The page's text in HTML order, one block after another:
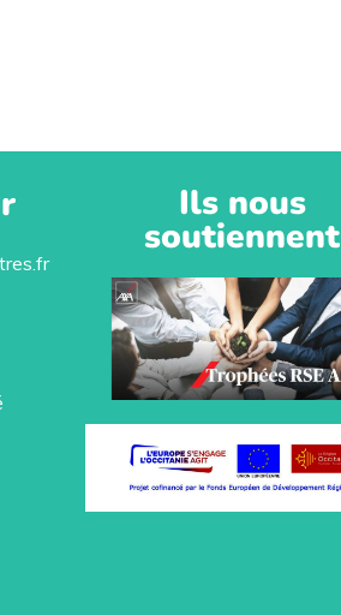
Ils nous
soutiennent